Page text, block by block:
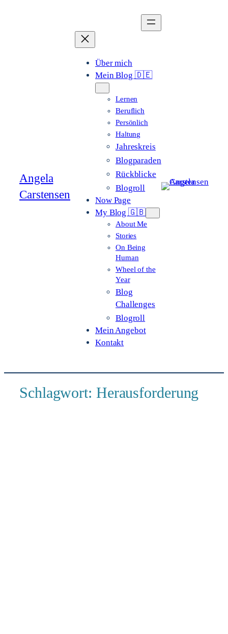
Angela
Carstensen
Über mich
Mein Blog 🇩🇪
Lernen
Beruflich
Persönlich
Haltung
Jahreskreis
Blogparaden
Rückblicke
Blogroll
Now Page
My Blog 🇬🇧
About Me
Stories
On Being
Human
Wheel of the
Year
Blog
Challenges
Blogroll
Mein Angebot
Kontakt
Schlagwort: Herausforderung